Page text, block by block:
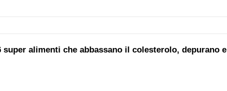
alimenti che abbassano il colesterolo, depurano e